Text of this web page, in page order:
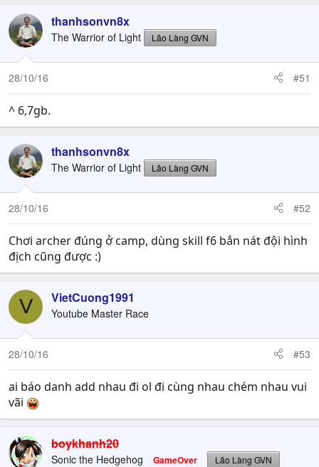
thanhsonvn8x
The Warrior of Light Lão Làng GVN
28/10/16 #51
^ 6,7gb.
thanhsonvn8x
The Warrior of Light Lão Làng GVN
28/10/16 #52
Chơi archer đúng ở camp, dùng skill f6 bắn nát đội hình
địch cũng được :)
V VietCuong1991
Youtube Master Race
28/10/16 #53
ai báo danh add nhau đi ol đi cùng nhau chém nhau vui
vãi
boykhanh20
Sonic the Hedgehog GameOver Lão Làng GVN